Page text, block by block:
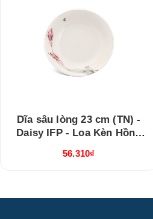
Dĩa sâu lòng 23 cm (TN) -
Daisy IFP - Loa Kèn Hồng
56.310₫